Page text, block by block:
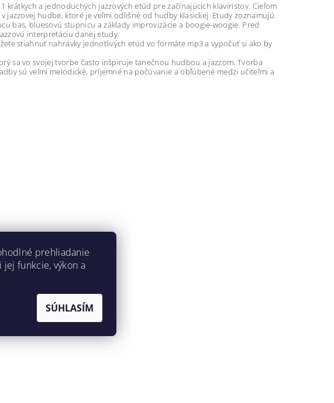
krátkych a jednoduchých jazzových etúd pre začínajúcich klaviristov. Cieľom
jazzovej hudbe, ktoré je veľmi odlišné od hudby klasickej. Etudy zoznamujú
bas, bluesovú stupnicu a základy improvizácie a boogie-woogie. Pred
interpretáciu danej etudy.
stiahnuť nahrávky jednotlivých etúd vo formáte mp3 a vypočuť si ako by
sa vo svojej tvorbe často inšpiruje tanečnou hudbou a jazzom. Tvorba
sú veľmi melodické, príjemné na počúvanie a obľúbené medzi učiteľmi a
prehliadanie
jej funkcie, výkon a
SÚHLASÍM